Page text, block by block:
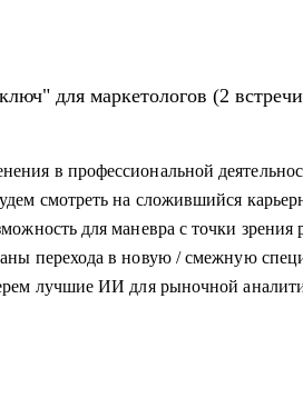
с
в профессиональной
смотреть на сложившийся
для маневра с точки зрения
перехода в новую / смежную
лучшие ИИ для рыночной